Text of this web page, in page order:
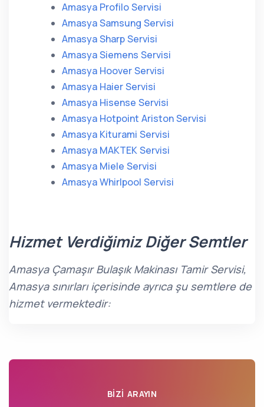
Amasya Profilo Servisi
Amasya Samsung Servisi
Amasya Sharp Servisi
Amasya Siemens Servisi
Amasya Hoover Servisi
Amasya Haier Servisi
Amasya Hisense Servisi
Amasya Hotpoint Ariston Servisi
Amasya Kiturami Servisi
Amasya MAKTEK Servisi
Amasya Miele Servisi
Amasya Whirlpool Servisi
Hizmet Verdiğimiz Diğer Semtler
Amasya Çamaşır Bulaşık Makinası Tamir Servisi,
Amasya sınırları içerisinde ayrıca şu semtlere de
hizmet vermektedir:
BIZI ARAYIN